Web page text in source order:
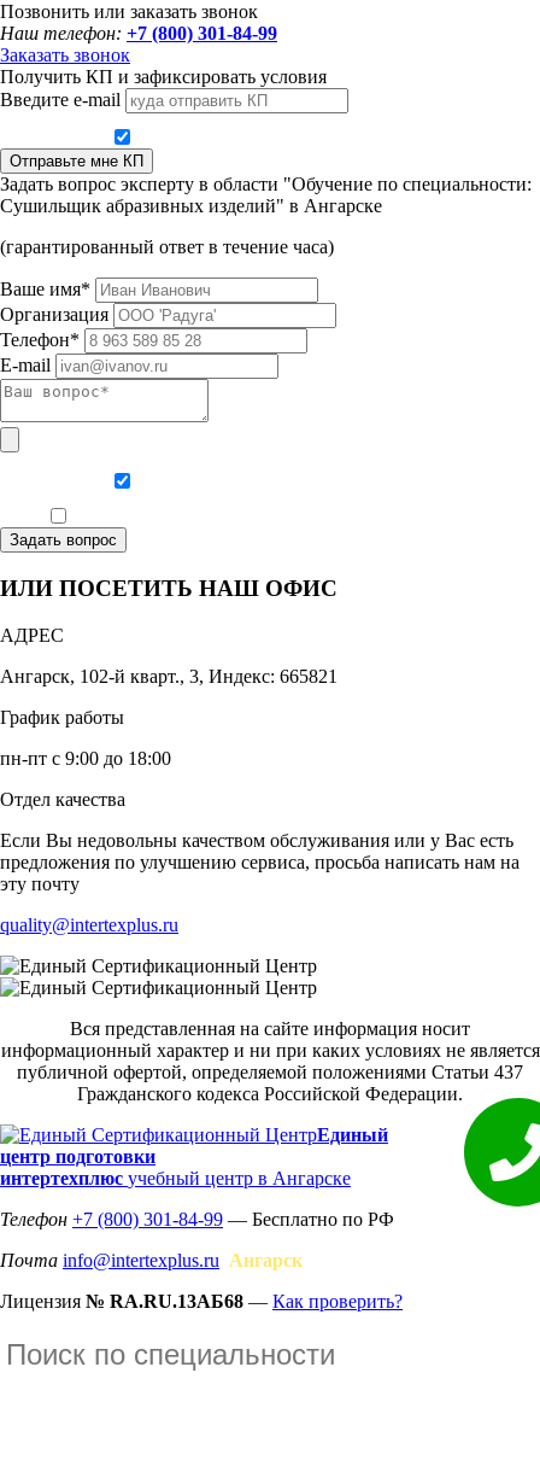
Позвонить или заказать звонок
Наш телефон: +7 (800) 301-84-99
Заказать звонок
Получить КП и зафиксировать условия
Введите e-mail
Отправьте мне КП
Задать вопрос эксперту в области "Обучение по специальности:
Сушильщик абразивных изделий" в Ангарске
(гарантированный ответ в течение часа)
Ваше имя*
Организация
Телефон*
E-mail
Задать вопрос
ИЛИ ПОСЕТИТЬ НАШ ОФИС
АДРЕС
Ангарск, 102-й кварт., 3, Индекс: 665821
График работы
пн-пт с 9:00 до 18:00
Отдел качества
Если Вы недовольны качеством обслуживания или у Вас есть
предложения по улучшению сервиса, просьба написать нам на
эту почту
quality@intertexplus.ru
Вся представленная на сайте информация носит
информационный характер и ни при каких условиях не является
публичной офертой, определяемой положениями Статьи 437
Гражданского кодекса Российской Федерации.
Единый
центр подготовки
интертехплюс учебный центр в Ангарске
Телефон +7 (800) 301-84-99 — Бесплатно по РФ
Почта info@intertexplus.ru Ангарск
Лицензия № RA.RU.13АБ68 — Как проверить?